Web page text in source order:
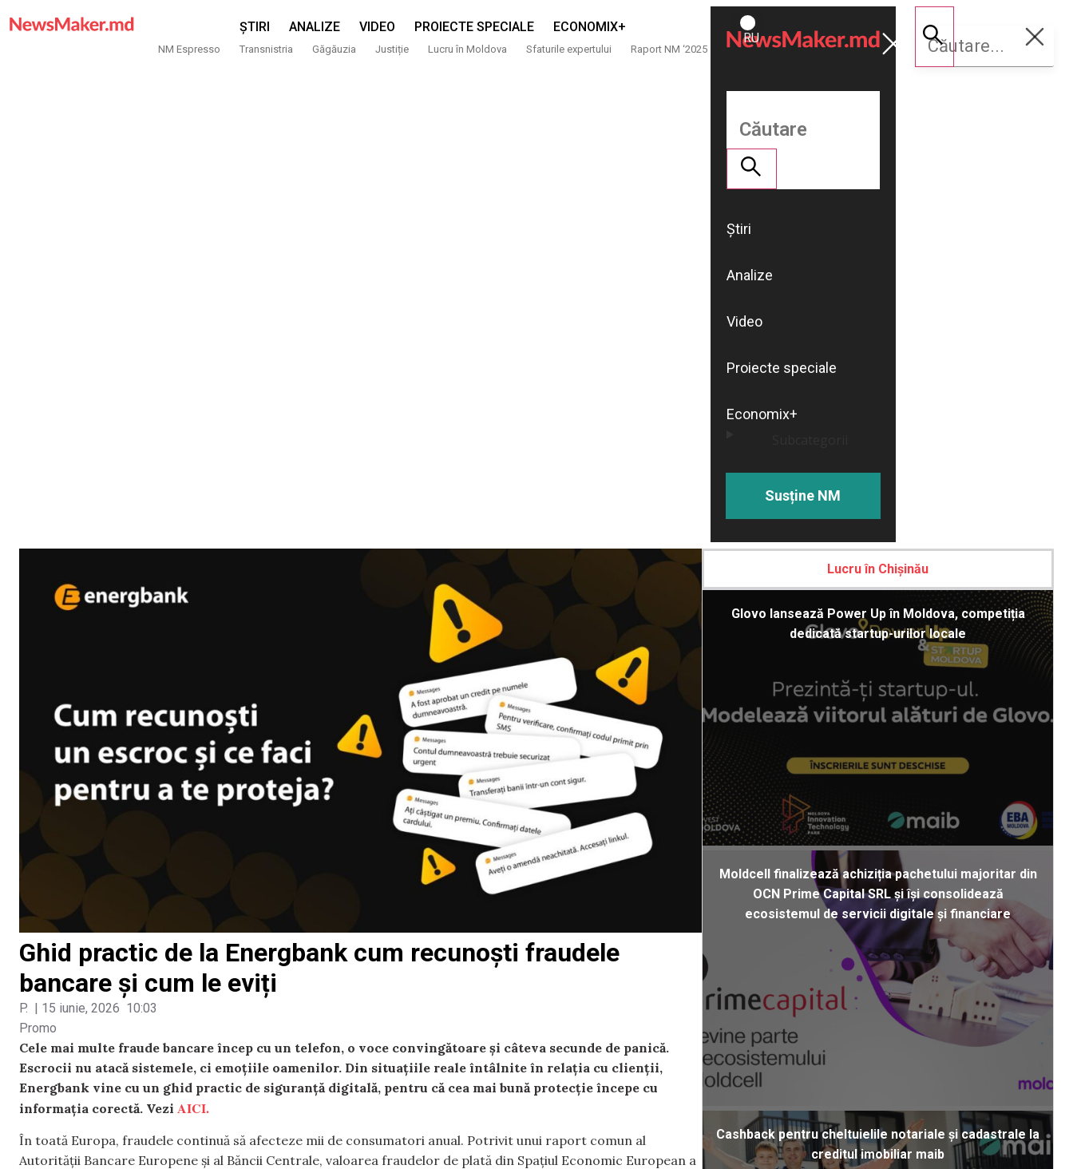
ȘTIRI ANALIZE VIDEO PROIECTE SPECIALE ECONOMIX+
NM Espresso Transnistria Găgăuzia Justiție Lucru în Moldova Sfaturile expertului Raport NM ‘2025
ROMÂNĂ
RU
Susține
NM
Știri
Analize
Video
Proiecte speciale
Economix+
Susține NM
Ghid practic de la Energbank cum recunoști fraudele
bancare și cum le eviți
P. | 15 iunie, 2026 10:03
Promo
Cele mai multe fraude bancare încep cu un telefon, o voce convingătoare și câteva secunde de panică.
Escrocii nu atacă sistemele, ci emoțiile oamenilor. Din situațiile reale întâlnite în relația cu clienții,
Energbank vine cu un ghid practic de siguranță digitală, pentru că cea mai bună protecție începe cu
informația corectă. Vezi AICI.
În toată Europa, fraudele continuă să afecteze mii de consumatori anual. Potrivit unui raport comun al
Autorității Bancare Europene și al Băncii Centrale, valoarea fraudelor de plată din Spațiul Economic European a
Lucru în Chișinău
Glovo lansează Power Up în Moldova, competiția
dedicată startup-urilor locale
Moldcell finalizează achiziția pachetului majoritar din
OCN Prime Capital SRL și își consolidează
ecosistemul de servicii digitale și financiare
Cashback pentru cheltuielile notariale și cadastrale la
creditul imobiliar maib